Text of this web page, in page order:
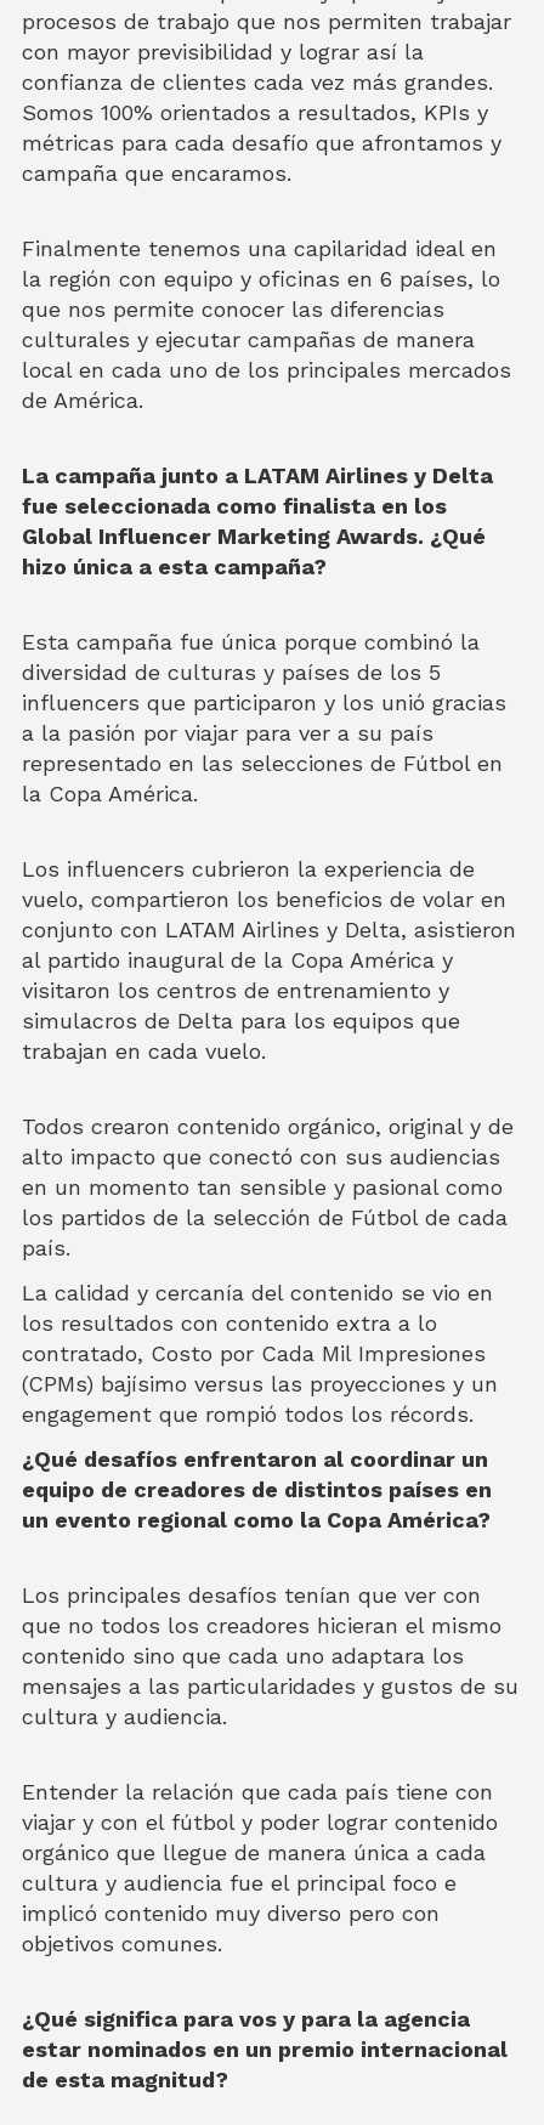
procesos de trabajo que nos permiten trabajar
con mayor previsibilidad y lograr así la
confianza de clientes cada vez más grandes.
Somos 100% orientados a resultados, KPIs y
métricas para cada desafío que afrontamos y
campaña que encaramos.
Finalmente tenemos una capilaridad ideal en
la región con equipo y oficinas en 6 países, lo
que nos permite conocer las diferencias
culturales y ejecutar campañas de manera
local en cada uno de los principales mercados
de América.
La campaña junto a LATAM Airlines y Delta
fue seleccionada como finalista en los
Global Influencer Marketing Awards. ¿Qué
hizo única a esta campaña?
Esta campaña fue única porque combinó la
diversidad de culturas y países de los 5
influencers que participaron y los unió gracias
a la pasión por viajar para ver a su país
representado en las selecciones de Fútbol en
la Copa América.
Los influencers cubrieron la experiencia de
vuelo, compartieron los beneficios de volar en
conjunto con LATAM Airlines y Delta, asistieron
al partido inaugural de la Copa América y
visitaron los centros de entrenamiento y
simulacros de Delta para los equipos que
trabajan en cada vuelo.
Todos crearon contenido orgánico, original y de
alto impacto que conectó con sus audiencias
en un momento tan sensible y pasional como
los partidos de la selección de Fútbol de cada
país.
La calidad y cercanía del contenido se vio en
los resultados con contenido extra a lo
contratado, Costo por Cada Mil Impresiones
(CPMs) bajísimo versus las proyecciones y un
engagement que rompió todos los récords.
¿Qué desafíos enfrentaron al coordinar un
equipo de creadores de distintos países en
un evento regional como la Copa América?
Los principales desafíos tenían que ver con
que no todos los creadores hicieran el mismo
contenido sino que cada uno adaptara los
mensajes a las particularidades y gustos de su
cultura y audiencia.
Entender la relación que cada país tiene con
viajar y con el fútbol y poder lograr contenido
orgánico que llegue de manera única a cada
cultura y audiencia fue el principal foco e
implicó contenido muy diverso pero con
objetivos comunes.
¿Qué significa para vos y para la agencia
estar nominados en un premio internacional
de esta magnitud?